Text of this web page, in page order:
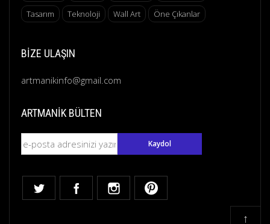
Tasarım
Teknoloji Wall Art Öne Çıkanlar
BIZE ULAŞIN
artmanikinfo@gmail.com
ARTMANIK BÜLTEN
↑